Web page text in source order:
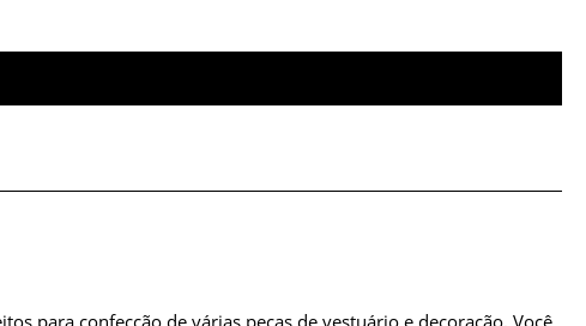
para confecção de várias peças de vestuário e decoração. Você